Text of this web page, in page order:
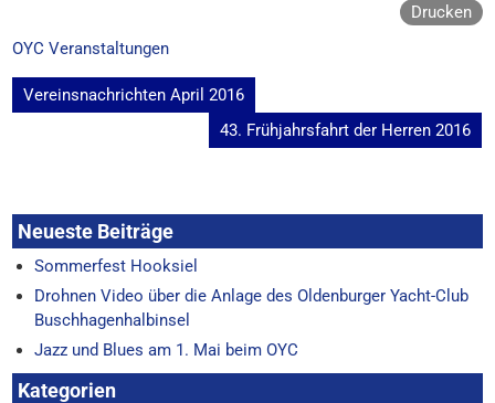
Drucken
OYC Veranstaltungen
Beitragsnavigation
Vereinsnachrichten April 2016
43. Frühjahrsfahrt der Herren 2016
Neueste Beiträge
Sommerfest Hooksiel
Drohnen Video über die Anlage des Oldenburger Yacht-Club
Buschhagenhalbinsel
Jazz und Blues am 1. Mai beim OYC
Kategorien